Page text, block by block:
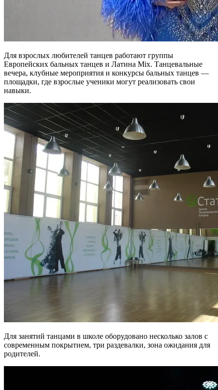
Для взрослых любителей танцев работают группы
Европейских бальных танцев и Латина Mix. Танцевальные
вечера, клубные мероприятия и конкурсы бальных танцев —
площадки, где взрослые ученики могут реализовать свои
навыки.
Для занятий танцами в школе оборудовано несколько залов с
современным покрытием, три раздевалки, зона ожидания для
родителей.